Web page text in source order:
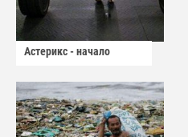
Астерикс - начало